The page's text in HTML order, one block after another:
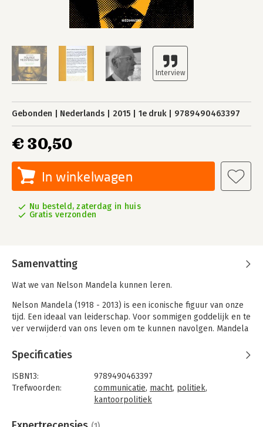
Gebonden Nederlands 2015 1e druk 9789490463397
€ 30,50
In winkelwagen
Nu besteld, zaterdag in huis
Gratis verzonden
Samenvatting
Wat we van Nelson Mandela kunnen leren.
Nelson Mandela (1918 - 2013) is een iconische figuur van onze
tijd. Een ideaal van leiderschap. Voor sommigen goddelijk en te
ver verwijderd van ons leven om te kunnen navolgen. Mandela
laten meeslepen door de dynamiek van een steeds verder
escalerende strijd. Want Mandela behield visie en waarden om
goed doordachte keuzes te maken. Dat meesterschap maakte
het hem mogelijk om met vechten en escaleren te stoppen. Hij
deed dat met politiek en moreel vermogen.
Dit boek geeft inzicht in de wijze waarop Mandela politiek
Specificaties
ISBN13:
9789490463397
Trefwoorden:
communicatie, macht, politiek,
kantoorpolitiek
Bindwijze:
gebonden